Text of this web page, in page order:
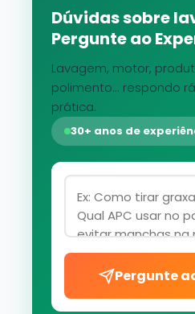
Dúvidas sobre
Pergunte ao
Lavagem, motor,
polimento... respondo
prática.
30+ anos de
Pergunte